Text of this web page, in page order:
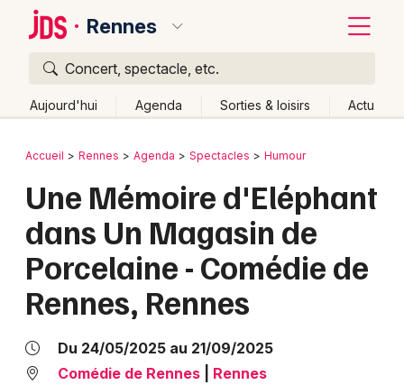
Rennes
Concert, spectacle, etc.
Aujourd'hui Agenda Sorties & loisirs Actu
Publier un événement
Grands événements
Activité & Expérience
Manifestations
Bordeaux
Colmar
Lille
Lyon
Marseille
Mulhouse
Retour
Accueil Rennes Agenda Spectacles Humour
Une Mémoire d'Eléphant
dans Un Magasin de
Porcelaine - Comédie de
Rennes, Rennes
Du 24/05/2025 au 21/09/2025
Comédie de Rennes
Rennes
Quoi ?
Où ?
Partout
Près de moi Changer de lieu
Quand ?
Effacer les dates
Aujourd'hui
Demain Ce week-end Autre